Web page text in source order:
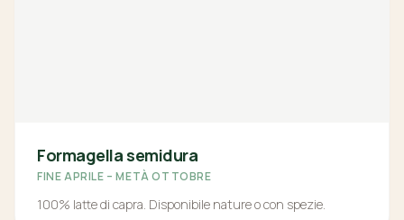
Formagella semidura
FINE APRILE – METÀ OTTOBRE
100% latte di capra. Disponibile nature o con spezie.